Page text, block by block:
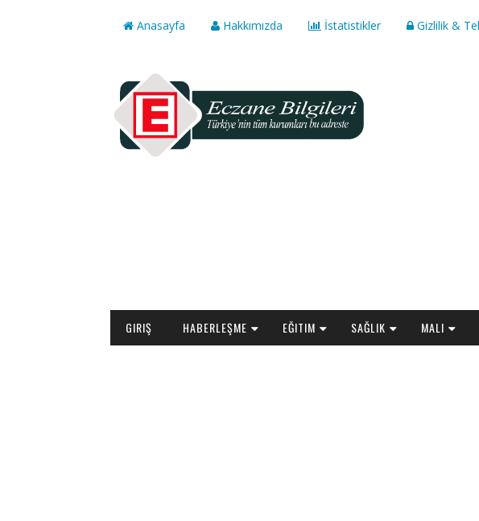
Anasayfa Hakkımızda İstatistikler Gizlilik &
GIRIŞ HABERLEŞME EĞITIM SAĞLIK MALI